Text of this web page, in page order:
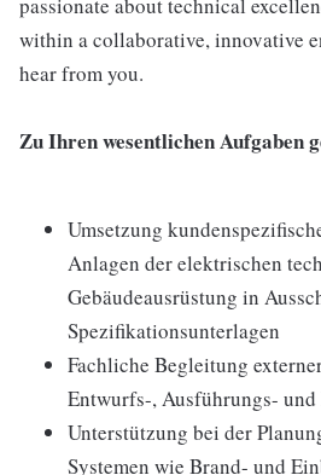
within a collaborative, innovative
hear from you.
Zu Ihren wesentlichen Aufgaben
Umsetzung
Anlagen der elektrischen
Gebäudeausrüstung in
Spezifikationsunterlagen
Fachliche Begleitung
Entwurfs-, Ausführungs-
Unterstützung bei der
Systemen wie Brand- und